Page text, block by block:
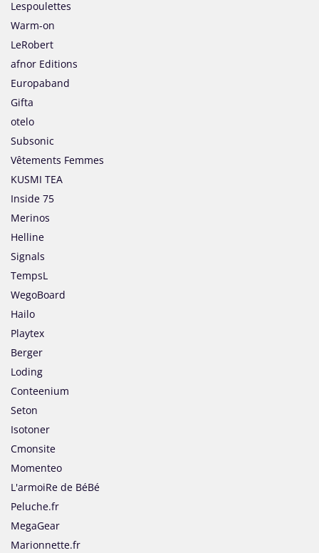
Lespoulettes
Warm-on
LeRobert
afnor Editions
Europaband
Gifta
otelo
Subsonic
Vêtements Femmes
KUSMI TEA
Inside 75
Merinos
Helline
Signals
TempsL
WegoBoard
Hailo
Playtex
Berger
Loding
Conteenium
Seton
Isotoner
Cmonsite
Momenteo
L'armoiRe de BéBé
Peluche.fr
MegaGear
Marionnette.fr